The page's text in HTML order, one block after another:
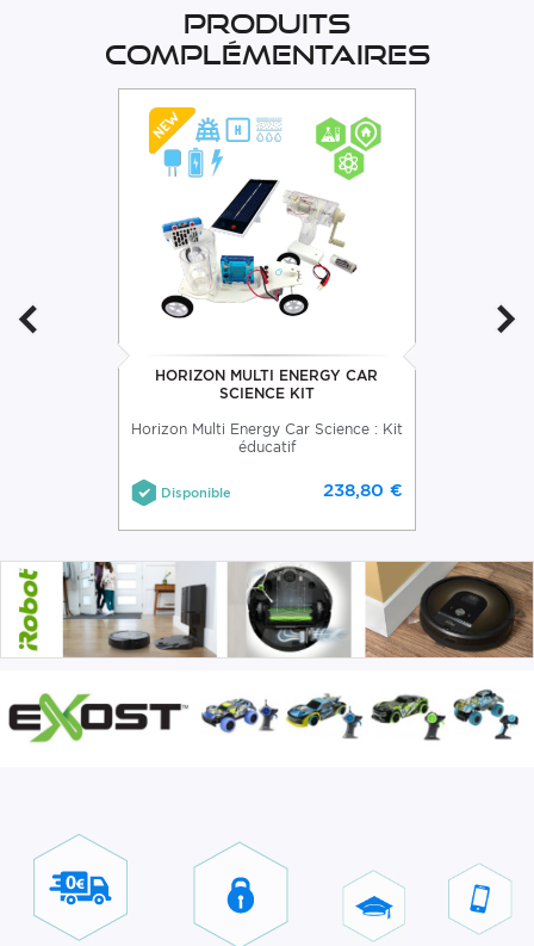
Produits
complémentaires
HORIZON MULTI ENERGY CAR
SCIENCE KIT
Horizon Multi Energy Car Science : Kit
éducatif
Disponible 238,80 €